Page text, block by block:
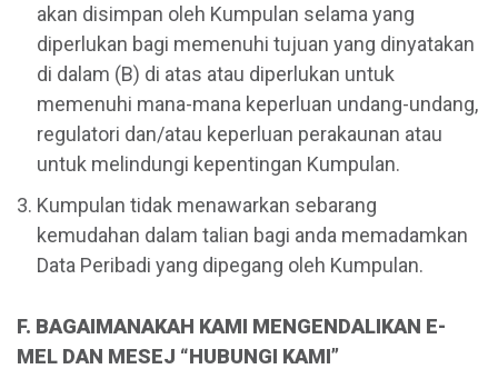
akan disimpan oleh Kumpulan selama yang
diperlukan bagi memenuhi tujuan yang dinyatakan
di dalam (B) di atas atau diperlukan untuk
memenuhi mana-mana keperluan undang-undang,
regulatori dan/atau keperluan perakaunan atau
untuk melindungi kepentingan Kumpulan.
Kumpulan tidak menawarkan sebarang
kemudahan dalam talian bagi anda memadamkan
Data Peribadi yang dipegang oleh Kumpulan.
F. BAGAIMANAKAH KAMI MENGENDALIKAN E-
MEL DAN MESEJ “HUBUNGI KAMI”